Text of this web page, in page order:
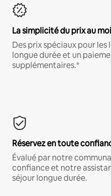
La simplicité du prix au
Des prix spéciaux pour
longue durée et un
supplémentaires.*
Réservez en toute
Évalué par notre
confiance et notre
séjour longue durée.